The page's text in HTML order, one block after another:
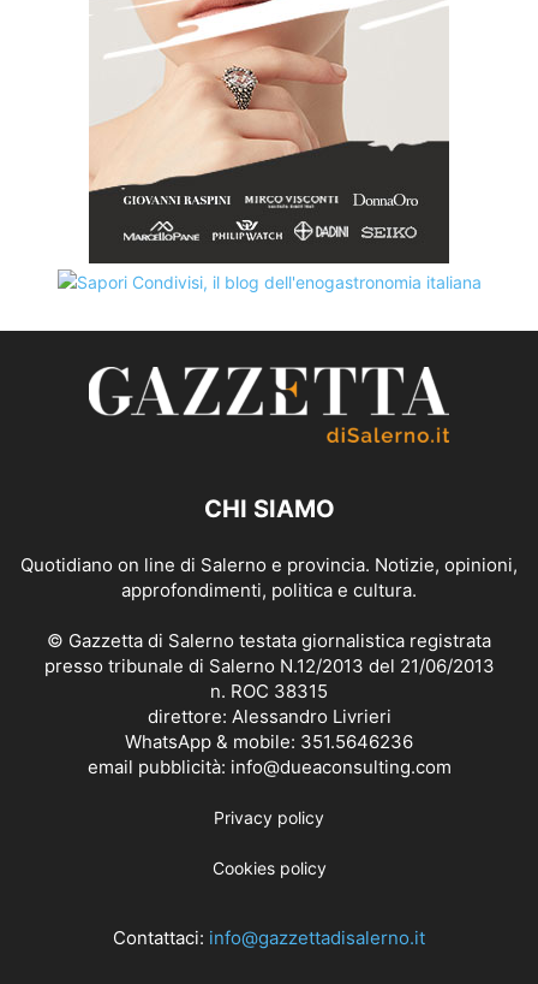
CHI SIAMO
Quotidiano on line di Salerno e provincia. Notizie, opinioni,
approfondimenti, politica e cultura.
© Gazzetta di Salerno testata giornalistica registrata
presso tribunale di Salerno N.12/2013 del 21/06/2013
n. ROC 38315
direttore: Alessandro Livrieri
WhatsApp & mobile: 351.5646236
email pubblicità: info@dueaconsulting.com
Privacy policy
Cookies policy
Contattaci: info@gazzettadisalerno.it